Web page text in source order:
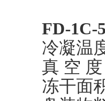
FD-1C-
冷凝温
真 空
冻干面